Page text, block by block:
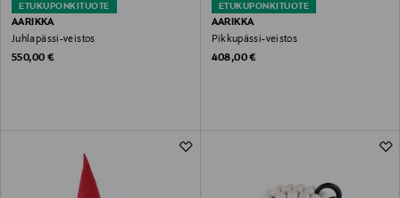
ETUKUPONKITUOTE
AARIKKA
Juhlapässi-veistos
Original Price
550,00 €
ETUKUPONKITUOTE
AARIKKA
Pikkupässi-veistos
Original Price
408,00 €